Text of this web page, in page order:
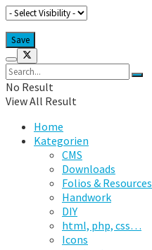
No Result
View All Result
Home
Kategorien
CMS
Downloads
Folios & Resources
Handwork
DIY
html, php, css…
Icons